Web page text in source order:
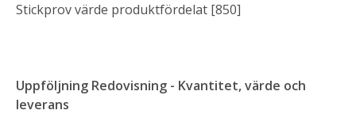
Stickprov värde produktfördelat [850]
Uppföljning Redovisning - Kvantitet, värde och
leverans